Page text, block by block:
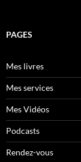
PAGES
Mes livres
Mes services
Mes Vidéos
Podcasts
Rendez-vous